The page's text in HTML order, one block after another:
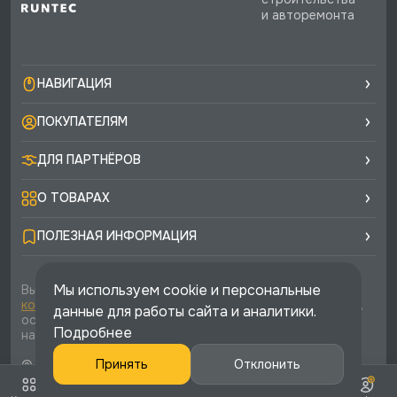
и авторемонта
НАВИГАЦИЯ
ПОКУПАТЕЛЯМ
ДЛЯ ПАРТНЁРОВ
О ТОВАРАХ
ПОЛЕЗНАЯ ИНФОРМАЦИЯ
Вы соглашаетесь с условиямиполитики
конфиденциальностиипубличной офертыкаждый раз,
оставляя свои данные в любой форме обратной связи
на сайте runtec-shop.ru
© 2026 «Runtec», официальный интернет-магазин. Все
права защищены
Мы используем cookie и персональные
данные для работы сайта и аналитики.
Подробнее
Принять Отклонить